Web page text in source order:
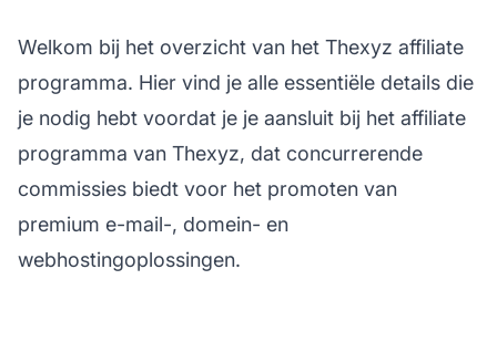
Welkom bij het overzicht van het Thexyz affiliate
programma. Hier vind je alle essentiële details die
je nodig hebt voordat je je aansluit bij het affiliate
programma van Thexyz, dat concurrerende
commissies biedt voor het promoten van
premium e-mail-, domein- en
webhostingoplossingen.